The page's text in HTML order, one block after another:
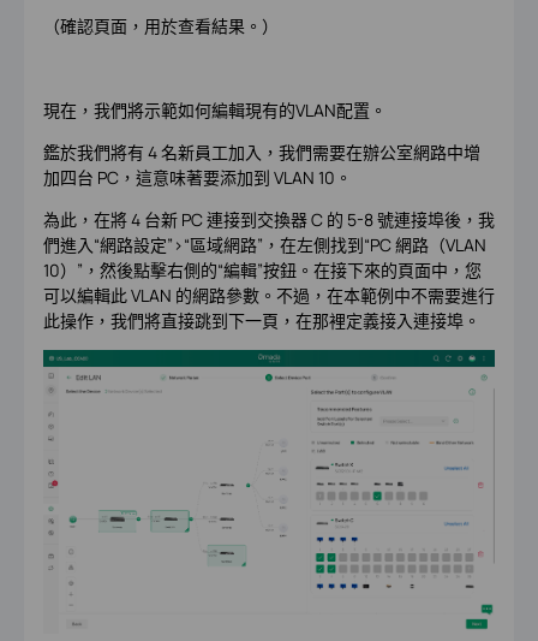
（確認頁面，用於查看結果。）
現在，我們將示範如何編輯現有的VLAN配置。
鑑於我們將有 4 名新員工加入，我們需要在辦公室網路中增
加四台 PC，這意味著要添加到 VLAN 10。
為此，在將 4 台新 PC 連接到交換器 C 的 5-8 號連接埠後，我
們進入“網路設定”>“區域網路”，在左側找到“PC 網路（VLAN
10）”，然後點擊右側的“編輯”按鈕。在接下來的頁面中，您
可以編輯此 VLAN 的網路參數。不過，在本範例中不需要進行
此操作，我們將直接跳到下一頁，在那裡定義接入連接埠。